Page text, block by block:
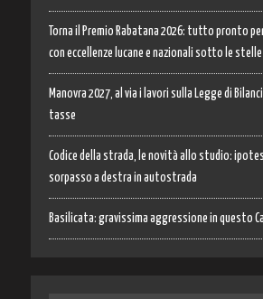
Torna il Premio Rabatana 2026: tutto pronto
con eccellenze lucane e nazionali sotto le
Manovra 2027, al via i lavori sulla Legge di
tasse
Codice della strada, le novità allo studio:
sorpasso a destra in autostrada
Basilicata: gravissima aggressione in questo